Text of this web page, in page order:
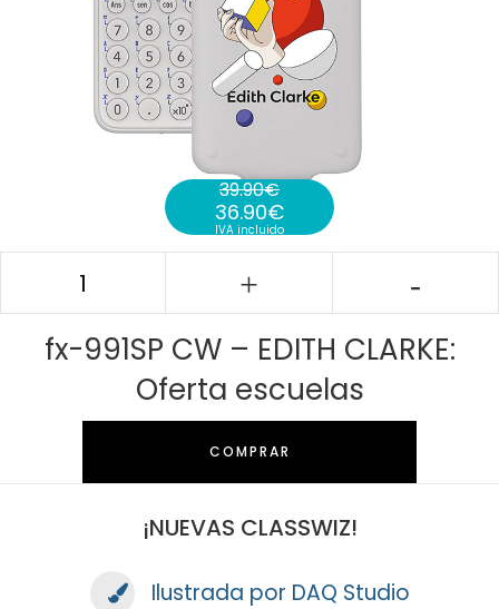
fx-991SP CW – EDITH CLARKE:
Oferta escuelas
39.90€
El precio original era: 39.90€.
36.90€
El precio actual es: 36.90€.
IVA incluido
COMPRAR
¡NUEVAS CLASSWIZ!
Ilustrada por DAQ Studio